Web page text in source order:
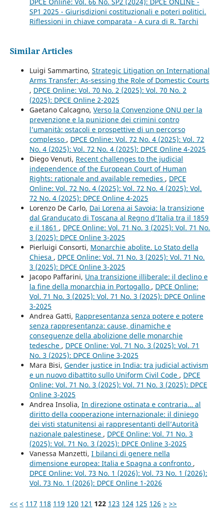
SP1 2025 - Giurisdizioni costituzionali e poteri politici.
Riflessioni in chiave comparata - A cura di R. Tarchi
Similar Articles
Luigi Sammartino, Strategic Litigation on International
Arms Transfer: As-sessing the Role of Domestic Courts
, DPCE Online: Vol. 70 No. 2 (2025): Vol. 70 No. 2
(2025): DPCE Online 2-2025
Gaetano Calcagno, Verso la Convenzione ONU per la
prevenzione e la punizione dei crimini contro
l’umanità: ostacoli e prospettive di un percorso
complesso , DPCE Online: Vol. 72 No. 4 (2025): Vol. 72
No. 4 (2025): Vol. 72 No. 4 (2025): DPCE Online 4-2025
Diego Venuti, Recent challenges to the judicial
independence of the European Court of Human
Rights: rationale and available remedies , DPCE
Online: Vol. 72 No. 4 (2025): Vol. 72 No. 4 (2025): Vol.
72 No. 4 (2025): DPCE Online 4-2025
Lorenzo De Carlo, Dai Lorena ai Savoia: la transizione
dal Granducato di Toscana al Regno d’Italia tra il 1859
e il 1861 , DPCE Online: Vol. 71 No. 3 (2025): Vol. 71 No.
3 (2025): DPCE Online 3-2025
Pierluigi Consorti, Monarchie abolite. Lo Stato della
Chiesa , DPCE Online: Vol. 71 No. 3 (2025): Vol. 71 No.
3 (2025): DPCE Online 3-2025
Jacopo Paffarini, Una transizione illiberale: il declino e
la fine della monarchia in Portogallo , DPCE Online:
Vol. 71 No. 3 (2025): Vol. 71 No. 3 (2025): DPCE Online
3-2025
Andrea Gatti, Rappresentanza senza potere e potere
senza rappresentanza: cause, dinamiche e
conseguenze della abolizione delle monarchie
tedesche , DPCE Online: Vol. 71 No. 3 (2025): Vol. 71
No. 3 (2025): DPCE Online 3-2025
Mara Bisi, Gender justice in India: tra judicial activism
e un nuovo dibattito sullo Uniform Civil Code , DPCE
Online: Vol. 71 No. 3 (2025): Vol. 71 No. 3 (2025): DPCE
Online 3-2025
Andrea Insolia, In direzione ostinata e contraria… al
diritto della cooperazione internazionale: il diniego
dei visti statunitensi ai rappresentanti dell’Autorità
nazionale palestinese , DPCE Online: Vol. 71 No. 3
(2025): Vol. 71 No. 3 (2025): DPCE Online 3-2025
Vanessa Manzetti, I bilanci di genere nella
dimensione europea: Italia e Spagna a confronto ,
DPCE Online: Vol. 73 No. 1 (2026): Vol. 73 No. 1 (2026):
Vol. 73 No. 1 (2026): DPCE Online 1-2026
<< < 117 118 119 120 121 122 123 124 125 126 > >>